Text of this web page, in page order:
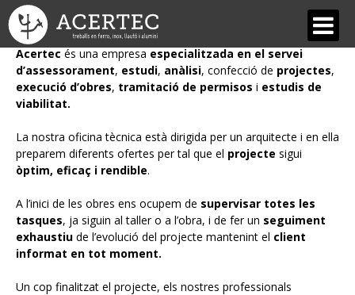
QUI SOM
Acertec
Equip
Dissenys, estils i materials
Les nostres avantatges
SERVEIS
Oficina tècnica
Acertec és una empresa especialitzada en el servei
d’assessorament, estudi, anàlisi, confecció de projectes,
execució d’obres, tramitació de permisos i estudis de
viabilitat.
La nostra oficina tècnica està dirigida per un arquitecte i en ella
preparem diferents ofertes per tal que el projecte sigui
òptim, eficaç i rendible.
A l’inici de les obres ens ocupem de supervisar totes les
tasques, ja siguin al taller o a l’obra, i de fer un seguiment
exhaustiu de l’evolució del projecte mantenint el client
informat en tot moment.
Un cop finalitzat el projecte, els nostres professionals